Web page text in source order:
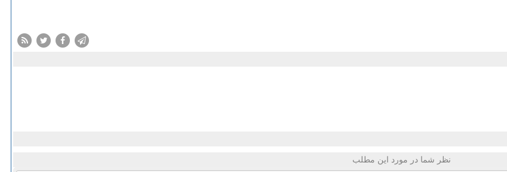
نظر شما در مورد این مطلب